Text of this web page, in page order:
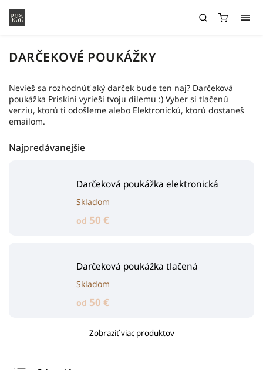
DARČEKOVÉ POUKÁŽKY
Nevieš sa rozhodnúť aký darček bude ten naj? Darčeková
poukážka Priskini vyrieši tvoju dilemu :) Vyber si tlačenú
verziu, ktorú ti odošleme alebo Elektronickú, ktorú dostaneš
emailom.
Najpredávanejšie
Darčeková poukážka elektronická
Skladom
od 50 €
Darčeková poukážka tlačená
Skladom
od 50 €
Zobraziť viac produktov